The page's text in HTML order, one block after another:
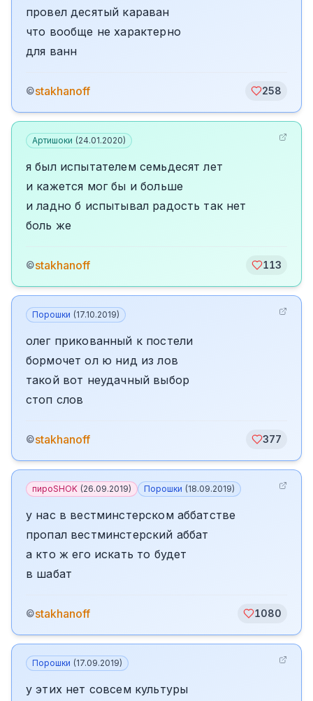
провел десятый караван
что вообще не характерно
для ванн
©stakhanoff 258
Артишоки (24.01.2020)
я был испытателем семьдесят лет
и кажется мог бы и больше
и ладно б испытывал радость так нет
боль же
©stakhanoff 113
Порошки (17.10.2019)
олег прикованный к постели
бормочет ол ю нид из лов
такой вот неудачный выбор
стоп слов
©stakhanoff 377
пироSHOK (26.09.2019) Порошки (18.09.2019)
у нас в вестминстерском аббатстве
пропал вестминстерский аббат
а кто ж его искать то будет
в шабат
©stakhanoff 1080
Порошки (17.09.2019)
у этих нет совсем культуры